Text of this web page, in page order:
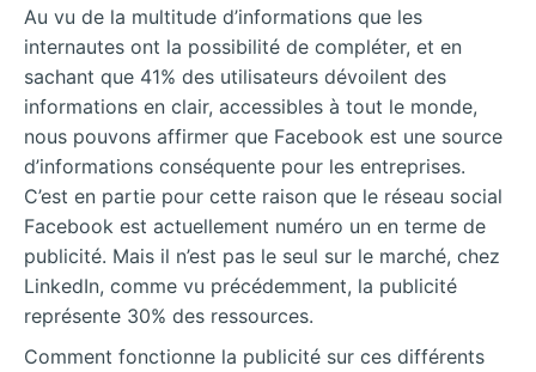
Au vu de la multitude d’informations que les
internautes ont la possibilité de compléter, et en
sachant que 41% des utilisateurs dévoilent des
informations en clair, accessibles à tout le monde,
nous pouvons affirmer que Facebook est une source
d’informations conséquente pour les entreprises.
C’est en partie pour cette raison que le réseau social
Facebook est actuellement numéro un en terme de
publicité. Mais il n’est pas le seul sur le marché, chez
LinkedIn, comme vu précédemment, la publicité
représente 30% des ressources.
Comment fonctionne la publicité sur ces différents